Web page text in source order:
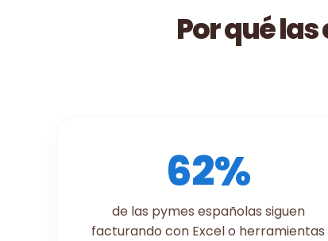
Por qué
62%
de las pymes españolas siguen
facturando con Excel o herramientas